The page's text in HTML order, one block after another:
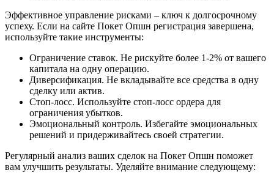
Эффективное управление рисками – ключ к долгосрочному
успеху. Если на сайте Покет Опшн регистрация завершена,
используйте такие инструменты:
Ограничение ставок. Не рискуйте более 1-2% от вашего
капитала на одну операцию.
Диверсификация. Не вкладывайте все средства в одну
сделку или актив.
Стоп-лосс. Используйте стоп-лосс ордера для
ограничения убытков.
Эмоциональный контроль. Избегайте эмоциональных
решений и придерживайтесь своей стратегии.
Регулярный анализ ваших сделок на Покет Опшн поможет
вам улучшить результаты. Уделяйте внимание следующему: